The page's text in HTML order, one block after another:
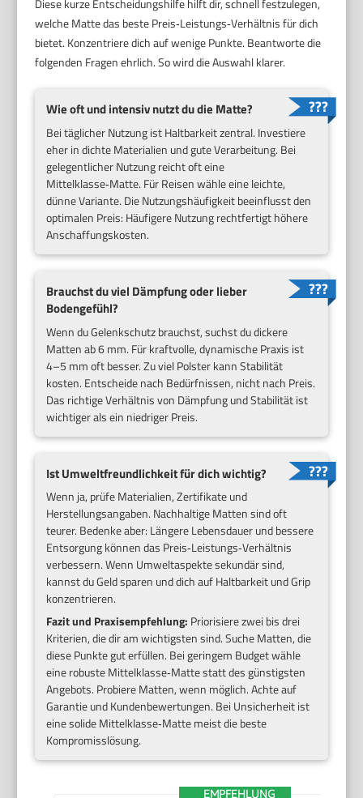
Diese kurze Entscheidungshilfe hilft dir, schnell festzulegen,
welche Matte das beste Preis‑Leistungs‑Verhältnis für dich
bietet. Konzentriere dich auf wenige Punkte. Beantworte die
folgenden Fragen ehrlich. So wird die Auswahl klarer.
Wie oft und intensiv nutzt du die Matte?
Bei täglicher Nutzung ist Haltbarkeit zentral. Investiere
eher in dichte Materialien und gute Verarbeitung. Bei
gelegentlicher Nutzung reicht oft eine
Mittelklasse‑Matte. Für Reisen wähle eine leichte,
dünne Variante. Die Nutzungshäufigkeit beeinflusst den
optimalen Preis: Häufigere Nutzung rechtfertigt höhere
Anschaffungskosten.
Brauchst du viel Dämpfung oder lieber
Bodengefühl?
Wenn du Gelenkschutz brauchst, suchst du dickere
Matten ab 6 mm. Für kraftvolle, dynamische Praxis ist
4–5 mm oft besser. Zu viel Polster kann Stabilität
kosten. Entscheide nach Bedürfnissen, nicht nach Preis.
Das richtige Verhältnis von Dämpfung und Stabilität ist
wichtiger als ein niedriger Preis.
Ist Umweltfreundlichkeit für dich wichtig?
Wenn ja, prüfe Materialien, Zertifikate und
Herstellungsangaben. Nachhaltige Matten sind oft
teurer. Bedenke aber: Längere Lebensdauer und bessere
Entsorgung können das Preis‑Leistungs‑Verhältnis
verbessern. Wenn Umweltaspekte sekundär sind,
kannst du Geld sparen und dich auf Haltbarkeit und Grip
konzentrieren.
Fazit und Praxisempfehlung: Priorisiere zwei bis drei
Kriterien, die dir am wichtigsten sind. Suche Matten, die
diese Punkte gut erfüllen. Bei geringem Budget wähle
eine robuste Mittelklasse‑Matte statt des günstigsten
Angebots. Probiere Matten, wenn möglich. Achte auf
Garantie und Kundenbewertungen. Bei Unsicherheit ist
eine solide Mittelklasse‑Matte meist die beste
Kompromisslösung.
EMPFEHLUNG